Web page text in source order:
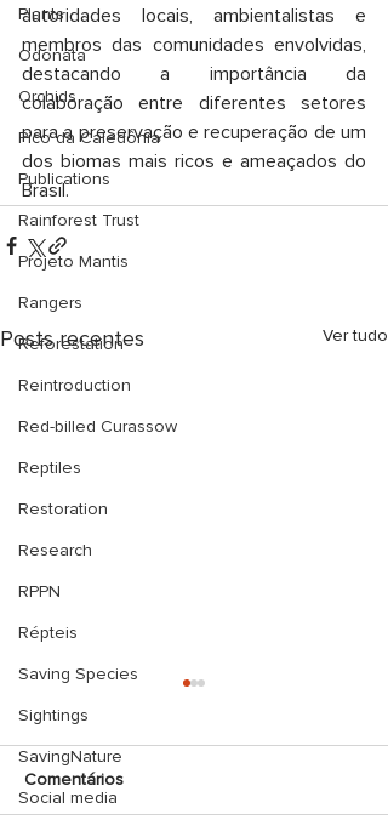
Plants
Odonata
Orchids
Pico da Caledônia
Publications
Rainforest Trust
Projeto Mantis
Rangers
Reforestation
Reintroduction
Red-billed Curassow
Reptiles
Restoration
Research
RPPN
Répteis
Saving Species
Sightings
SavingNature
Social media
autoridades locais, ambientalistas e
membros das comunidades envolvidas,
destacando a importância da
colaboração entre diferentes setores
para a preservação e recuperação de um
dos biomas mais ricos e ameaçados do
Brasil.
Posts recentes Ver tudo
Comentários